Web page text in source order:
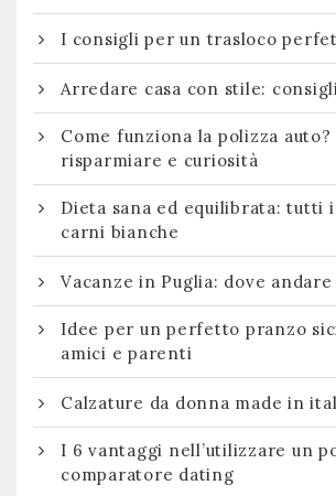
I consigli per un trasloco
Arredare casa con stile:
Come funziona la polizza
risparmiare e curiosità
Dieta sana ed equilibrata: tutti
carni bianche
Vacanze in Puglia: dove andare
Idee per un perfetto pranzo
amici e parenti
Calzature da donna made in
I 6 vantaggi nell’utilizzare un
comparatore dating